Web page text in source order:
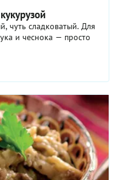
чуть сладковатый. Для
и чеснока — просто